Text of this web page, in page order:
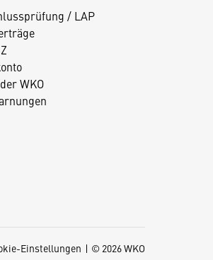
/ LAP
WKO
Einstellungen © 2026 WKO